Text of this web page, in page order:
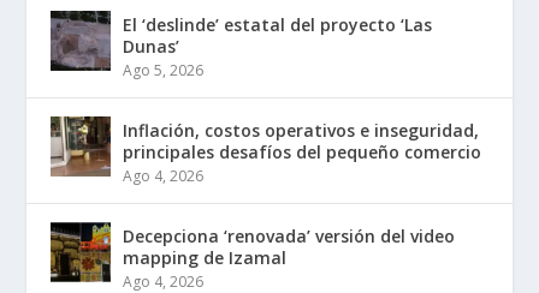
El ‘deslinde’ estatal del proyecto ‘Las
Dunas’
Ago 5, 2026
Inflación, costos operativos e inseguridad,
principales desafíos del pequeño comercio
Ago 4, 2026
Decepciona ‘renovada’ versión del video
mapping de Izamal
Ago 4, 2026